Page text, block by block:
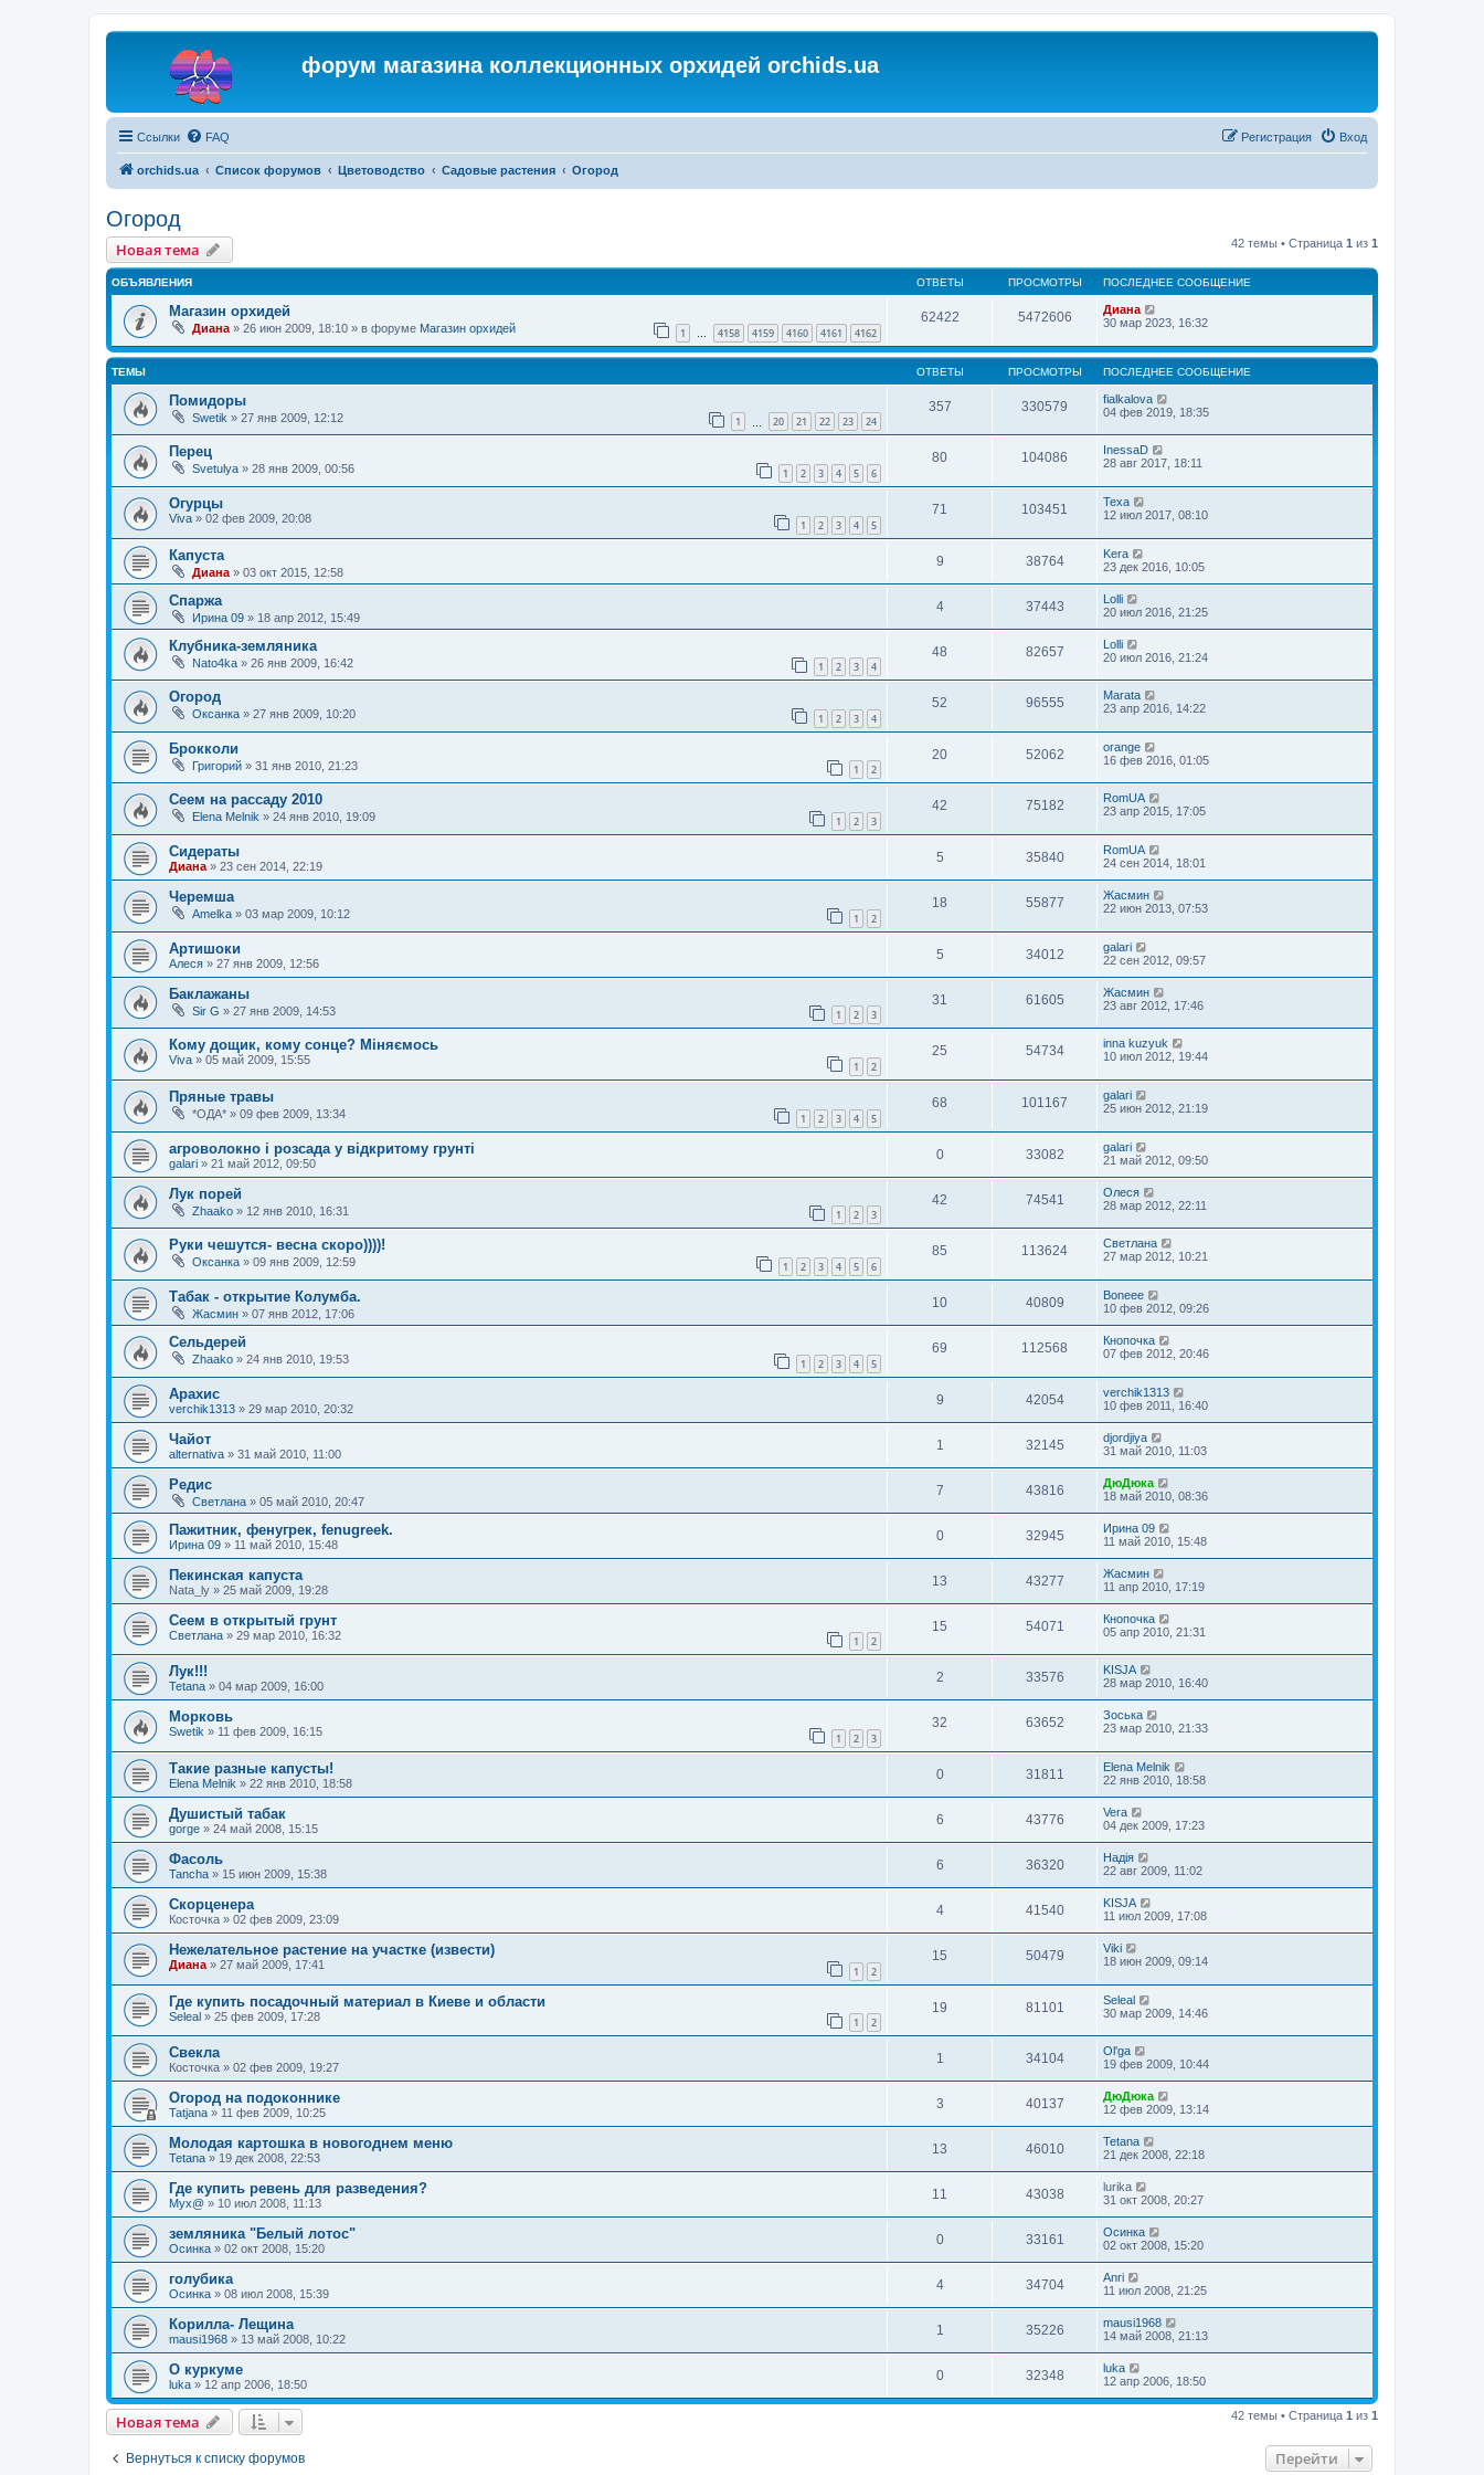
форум магазина коллекционных орхидей orchids.ua
Ссылки FAQ Вход
Регистрация
orchids.ua Список форумов Цветоводство Садовые растения Огород
Огород
Новая тема 42 темы • Страница 1 из 1
ОБЪЯВЛЕНИЯ ОТВЕТЫ ПРОСМОТРЫ ПОСЛЕДНЕЕ СООБЩЕНИЕ
Магазин орхидей
Диана » 26 июн 2009, 18:10 » в форуме Магазин орхидей 1 … 4158 4159 4160 4161 4162
62422 5472606
Диана
30 мар 2023, 16:32
ТЕМЫ ОТВЕТЫ ПРОСМОТРЫ ПОСЛЕДНЕЕ СООБЩЕНИЕ
Помидоры
Swetik » 27 янв 2009, 12:12 1 20 21 22 23 24
357 330579
fialkalova
04 фев 2019, 18:35
Перец
Svetulya » 28 янв 2009, 00:56 1 2 3 4 5 6
80 104086
InessaD
28 авг 2017, 18:11
Огурцы
Viva » 02 фев 2009, 20:08 1 2 3 4 5
71 103451
Texa
12 июл 2017, 08:10
Капуста
Диана » 03 окт 2015, 12:58
9 38764
Kera
23 дек 2016, 10:05
Спаржа
Ирина 09 » 18 апр 2012, 15:49
4 37443
Lolli
20 июл 2016, 21:25
Клубника-земляника
Nato4ka » 26 янв 2009, 16:42 1 2 3 4
48 82657
Lolli
20 июл 2016, 21:24
Огород
Оксанка » 27 янв 2009, 10:20 1 2 3 4
52 96555
Marata
23 апр 2016, 14:22
Брокколи
Григорий » 31 янв 2010, 21:23 1 2
20 52062
orange
16 фев 2016, 01:05
Сеем на рассаду 2010
Elena Melnik » 24 янв 2010, 19:09 1 2 3
42 75182
RomUA
23 апр 2015, 17:05
Сидераты
Диана » 23 сен 2014, 22:19
5 35840
RomUA
24 сен 2014, 18:01
Черемша
Amelka » 03 мар 2009, 10:12 1 2
18 55877
Жасмин
22 июн 2013, 07:53
Артишоки
Алеся » 27 янв 2009, 12:56
5 34012
galari
22 сен 2012, 09:57
Баклажаны
Sir G » 27 янв 2009, 14:53 1 2 3
31 61605
Жасмин
23 авг 2012, 17:46
Кому дощик, кому сонце? Міняємось
Viva » 05 май 2009, 15:55 1 2
25 54734
inna kuzyuk
10 июл 2012, 19:44
Пряные травы
*ОДА* » 09 фев 2009, 13:34 1 2 3 4 5
68 101167
galari
25 июн 2012, 21:19
агроволокно і розсада у відкритому грунті
galari » 21 май 2012, 09:50
0 33082
galari
21 май 2012, 09:50
Лук порей
Zhaako » 12 янв 2010, 16:31 1 2 3
42 74541
Олеся
28 мар 2012, 22:11
Руки чешутся- весна скоро))))!
Оксанка » 09 янв 2009, 12:59 1 2 3 4 5 6
85 113624
Светлана
27 мар 2012, 10:21
Табак - открытие Колумба.
Жасмин » 07 янв 2012, 17:06
10 40809
Boneee
10 фев 2012, 09:26
Сельдерей
Zhaako » 24 янв 2010, 19:53 1 2 3 4 5
69 112568
Кнопочка
07 фев 2012, 20:46
Арахис
verchik1313 » 29 мар 2010, 20:32
9 42054
verchik1313
10 фев 2011, 16:40
Чайот
alternativa » 31 май 2010, 11:00
1 32145
djordjiya
31 май 2010, 11:03
Редис
Светлана » 05 май 2010, 20:47
7 43816
ДюДюка
18 май 2010, 08:36
Пажитник, фенугрек, fenugreek.
Ирина 09 » 11 май 2010, 15:48
0 32945
Ирина 09
11 май 2010, 15:48
Пекинская капуста
Nata_ly » 25 май 2009, 19:28
13 43277
Жасмин
11 апр 2010, 17:19
Сеем в открытый грунт
Светлана » 29 мар 2010, 16:32 1 2
15 54071
Кнопочка
05 апр 2010, 21:31
Лук!!!
Tetana » 04 мар 2009, 16:00
2 33576
KISJA
28 мар 2010, 16:40
Морковь
Swetik » 11 фев 2009, 16:15 1 2 3
32 63652
Зоська
23 мар 2010, 21:33
Такие разные капусты!
Elena Melnik » 22 янв 2010, 18:58
0 31811
Elena Melnik
22 янв 2010, 18:58
Душистый табак
gorge » 24 май 2008, 15:15
6 43776
Vera
04 дек 2009, 17:23
Фасоль
Tancha » 15 июн 2009, 15:38
6 36320
Надія
22 авг 2009, 11:02
Скорценера
Косточка » 02 фев 2009, 23:09
4 41540
KISJA
11 июл 2009, 17:08
Нежелательное растение на участке (извести)
Диана » 27 май 2009, 17:41 1 2
15 50479
Viki
18 июн 2009, 09:14
Где купить посадочный материал в Киеве и области
Seleal » 25 фев 2009, 17:28 1 2
19 81101
Seleal
30 мар 2009, 14:46
Свекла
Косточка » 02 фев 2009, 19:27
1 34104
Ol'ga
19 фев 2009, 10:44
Огород на подоконнике
Tatjana » 11 фев 2009, 10:25
3 40137
ДюДюка
12 фев 2009, 13:14
Молодая картошка в новогоднем меню
Tetana » 19 дек 2008, 22:53
13 46010
Tetana
21 дек 2008, 22:18
Где купить ревень для разведения?
Myx@ » 10 июл 2008, 11:13
11 43038
lurika
31 окт 2008, 20:27
земляника "Белый лотос"
Осинка » 02 окт 2008, 15:20
0 33161
Осинка
02 окт 2008, 15:20
голубика
Осинка » 08 июл 2008, 15:39
4 34704
Anri
11 июл 2008, 21:25
Корилла- Лещина
mausi1968 » 13 май 2008, 10:22
1 35226
mausi1968
14 май 2008, 21:13
О куркуме
luka » 12 апр 2006, 18:50
0 32348
luka
12 апр 2006, 18:50
Новая тема 42 темы • Страница 1 из 1
Вернуться к списку форумов Перейти